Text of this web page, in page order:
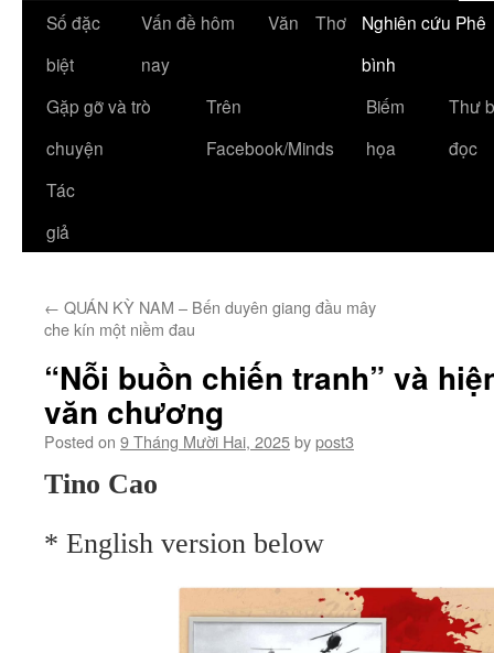
Số đặc
biệt
Vấn đề hôm
nay
Văn Thơ
Nghiên cứu Phê
bình
Gặp gỡ và trò
chuyện
Trên
Facebook/Minds
Biếm
họa
Thư
đọc
Tác
giả
← QUÁN KỲ NAM – Bến duyên giang đầu mây
che kín một niềm đau
“Nỗi buồn chiến tranh” và
văn chương
Posted on 9 Tháng Mười Hai, 2025bypost3
Tino Cao
* English version below